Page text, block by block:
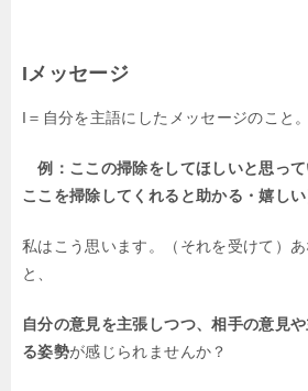
Iメッセージ
I＝自分を主語にしたメッセージのこと。
例：ここの掃除をしてほしいと思っ
ここを掃除してくれると助かる・嬉しい
私はこう思います。（それを受けて）
と、
自分の意見を主張しつつ、相手の意見
る姿勢が感じられませんか？